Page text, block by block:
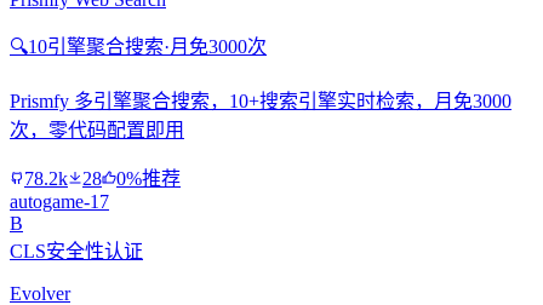
🔍10引擎聚合搜索·月免3000次
Prismfy 多引擎聚合搜索，10+搜索引擎实时检索，月免3000
次，零代码配置即用
78.2k 28
0%推荐
autogame-17
B
CLS安全性认证
Evolver